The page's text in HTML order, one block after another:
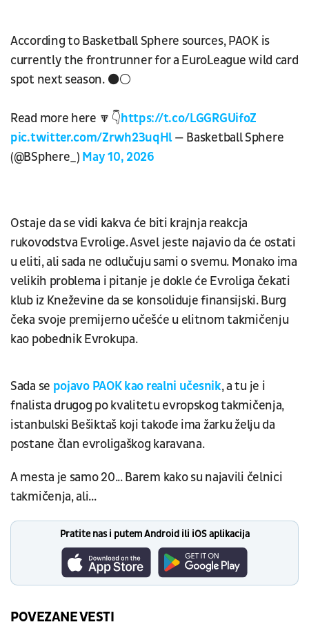
According to Basketball Sphere sources, PAOK is
currently the frontrunner for a EuroLeague wild card
spot next season. ⚫️⚪️
Read more here 🔽👇https://t.co/LGGRGUifoZ
pic.twitter.com/Zrwh23uqHl— Basketball Sphere
(@BSphere_) May 10, 2026
Ostaje da se vidi kakva će biti krajnja reakcja
rukovodstva Evrolige. Asvel jeste najavio da će ostati
u eliti, ali sada ne odlučuju sami o svemu. Monako ima
velikih problema i pitanje je dokle će Evroliga čekati
klub iz Kneževine da se konsoliduje finansijski. Burg
čeka svoje premijerno učešće u elitnom takmičenju
kao pobednik Evrokupa.
Sada se pojavo PAOK kao realni učesnik, a tu je i
fnalista drugog po kvalitetu evropskog takmičenja,
istanbulski Bešiktaš koji takođe ima žarku želju da
postane član evroligaškog karavana.
A mesta je samo 20... Barem kako su najavili čelnici
takmičenja, ali...
Pratite nas i putem Android ili iOS aplikacija
POVEZANE VESTI